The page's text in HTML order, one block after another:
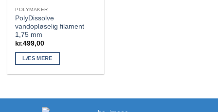
POLYMAKER
PolyDissolve
vandopløselig filament
1,75 mm
kr.499,00
LÆS MERE